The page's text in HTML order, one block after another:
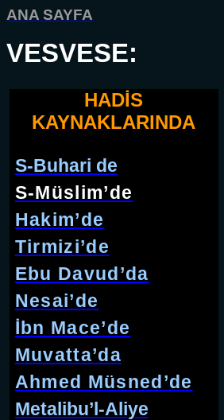
ANA SAYFA
VESVESE:
HADİS
KAYNAKLARINDA
S-Buhari de
S-Müslim’de
Hakim’de
Tirmizi’de
Ebu Davud’da
Nesai’de
İbn Mace’de
Muvatta’da
Ahmed Müsned’de
Metalibu’l-Aliye